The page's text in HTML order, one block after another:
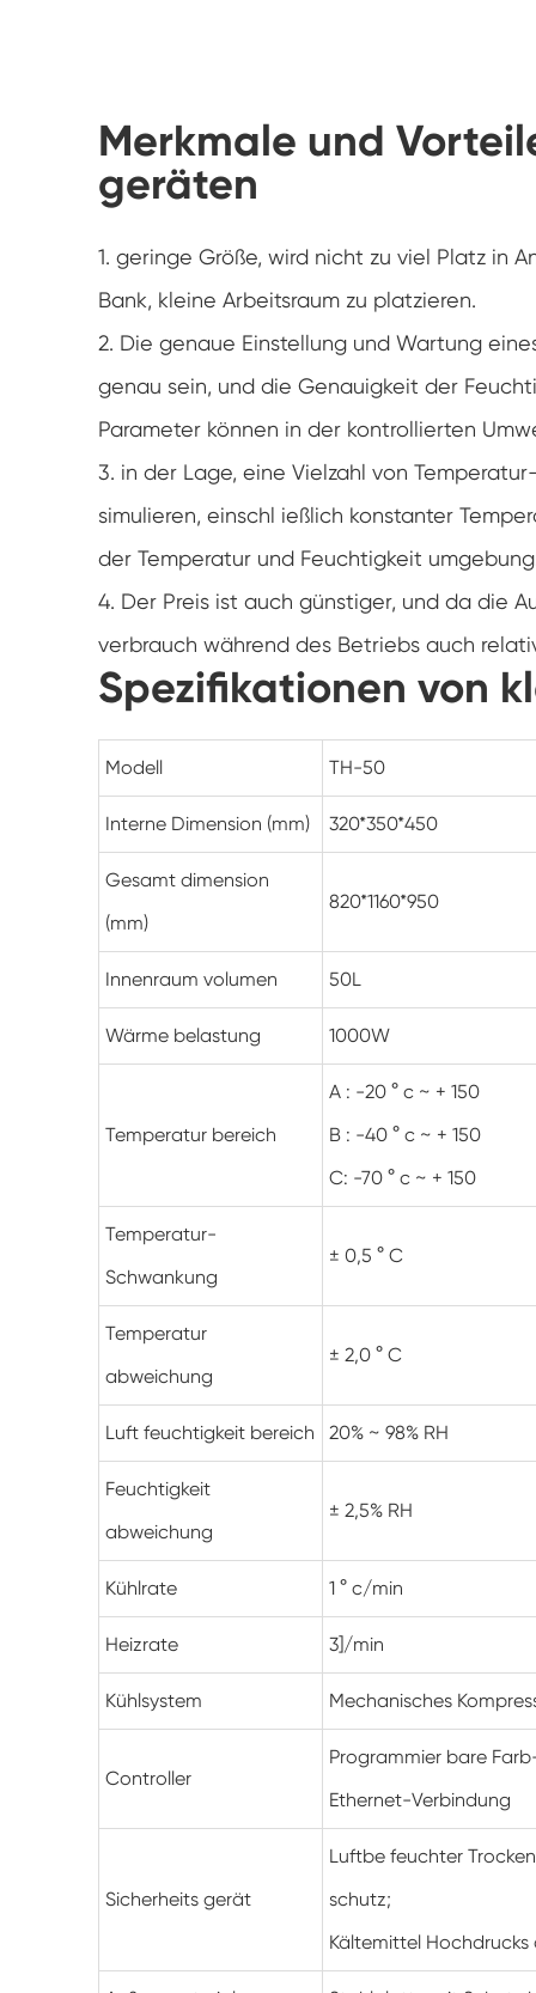
Merkmale und
geräten
1. geringe Größe, wird nicht zu viel Platz in
Bank, kleine Arbeitsraum zu platzieren.
2. Die genaue Einstellung und Wartung
genau sein, und die Genauigkeit der
Parameter können in der kontrollierten
3. in der Lage, eine Vielzahl von
simulieren, einschl ießlich konstanter
der Temperatur und Feuchtigkeit
4. Der Preis ist auch günstiger, und da die
verbrauch während des Betriebs auch
Spezifikationen von
Modell TH-50
Interne Dimension (mm) 320*350*450
Gesamt dimension
(mm)
820*1160*950
Innenraum volumen 50L
Wärme belastung 1000W
Temperatur bereich
A : -20 ° c ~ + 150
B : -40 ° c ~ + 150
C: -70 ° c ~ + 150
Temperatur-
Schwankung
± 0,5 ° C
Temperatur
abweichung
± 2,0 ° C
Luft feuchtigkeit bereich 20% ~ 98% RH
Feuchtigkeit
abweichung
± 2,5% RH
Kühlrate 1 ° c/min
Heizrate 3]/min
Kühlsystem Mechanisches
Controller
Programmier bare
Ethernet-Verbindung
Sicherheits gerät
Luftbe feuchter
schutz;
Kältemittel